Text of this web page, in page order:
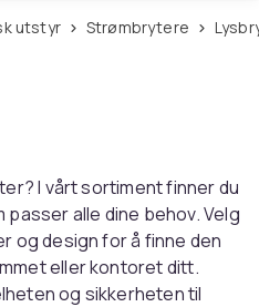
utstyr Strømbrytere
I vårt sortiment finner du
alle dine behov. Velg
og design for å finne den
eller kontoret ditt.
og sikkerheten til